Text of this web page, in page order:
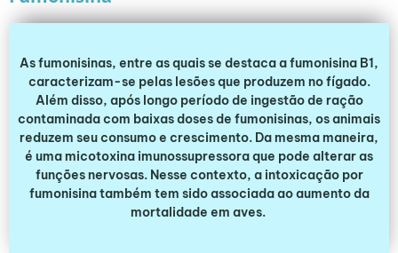
As fumonisinas, entre as quais se destaca a fumonisina B1,
caracterizam-se pelas lesões que produzem no fígado.
Além disso, após longo período de ingestão de ração
contaminada com baixas doses de fumonisinas, os animais
reduzem seu consumo e crescimento. Da mesma maneira,
é uma micotoxina imunossupressora que pode alterar as
funções nervosas. Nesse contexto, a intoxicação por
fumonisina também tem sido associada ao aumento da
mortalidade em aves.